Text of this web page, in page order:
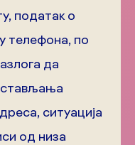
податак о
телефона, по
да
ситуација
од низа